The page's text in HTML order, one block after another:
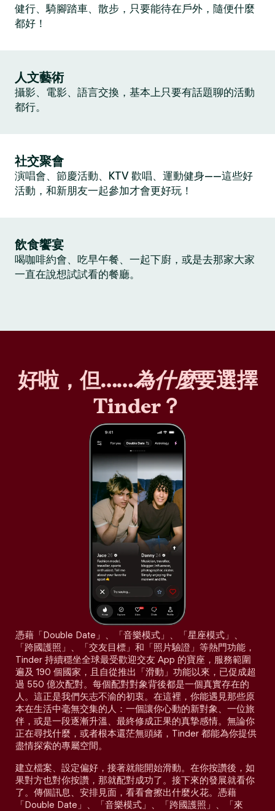
健行、騎腳踏車、散步，只要能待在戶外，隨便什麼
都好！
人文藝術
攝影、電影、語言交換，基本上只要有話題聊的活動
都行。
社交聚會
演唱會、節慶活動、KTV 歡唱、運動健身——這些好
活動，和新朋友一起參加才會更好玩！
飲食饗宴
喝咖啡約會、吃早午餐、一起下廚，或是去那家大家
一直在說想試試看的餐廳。
好啦，但……為什麼要選擇
Tinder？
憑藉「Double Date」、「音樂模式」、「星座模式」、
「跨國護照」、「交友目標」和「照片驗證」等熱門功能，
Tinder 持續穩坐全球最受歡迎交友 App 的寶座，服務範圍
遍及 190 個國家，且自從推出「滑動」功能以來，已促成超
過 550 億次配對。每個配對對象背後都是一個真實存在的
人。這正是我們矢志不渝的初衷。在這裡，你能遇見那些原
本在生活中毫無交集的人：一個讓你心動的新對象、一位旅
伴，或是一段逐漸升溫、最終修成正果的真摯感情。無論你
正在尋找什麼，或者根本還茫無頭緒，Tinder 都能為你提供
盡情探索的專屬空間。
建立檔案、設定偏好，接著就能開始滑動。在你按讚後，如
果對方也對你按讚，那就配對成功了。接下來的發展就看你
了。傳個訊息、安排見面，看看會擦出什麼火花。憑藉
「Double Date」、「音樂模式」、「跨國護照」、「來